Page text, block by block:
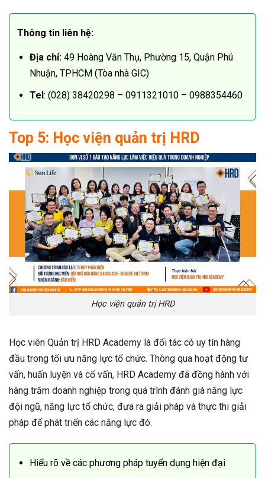
Thông tin liên hệ:
Địa chỉ:49 Hoàng Văn Thụ, Phường 15, Quận Phú
Nhuận, TPHCM (Tòa nhà GIC)
Tel: (028) 38420298 – 0911321010 – 0988354460
Top 5: Học viện quản trị HRD
Học viện quản trị HRD
Học viên Quản trị HRD Academy là đối tác có uy tín hàng
đầu trong tối ưu năng lực tổ chức. Thông qua hoạt động tư
vấn, huấn luyện và cố vấn, HRD Academy đã đồng hành với
hàng trăm doanh nghiệp trong quá trình đánh giá năng lực
đội ngũ, năng lực tổ chức, đưa ra giải pháp và thực thi giải
pháp để phát triển các năng lực đó.
Hiểu rõ về các phương pháp tuyển dụng hiện đại